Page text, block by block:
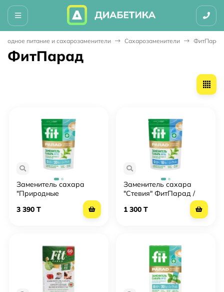
питание и сахарозаменители Сахарозаменители ФитПарад
ФитПарад
Заменитель сахара
"Природные
компоненты" ФитПарад
/ FitParad № 10, 150 гр
3 390 T
Заменитель сахара
"Стевия" ФитПарад /
FitParad № 14, 150 гр
1 300 T